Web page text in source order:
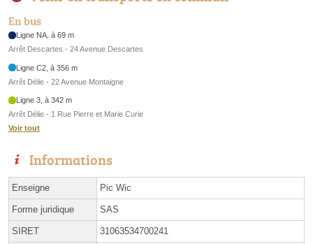
En bus
Ligne NA, à 69 m
Arrêt Descartes - 24 Avenue Descartes
Ligne C2, à 356 m
Arrêt Délie - 22 Avenue Montaigne
Ligne 3, à 342 m
Arrêt Délie - 1 Rue Pierre et Marie Curie
Voir tout
Informations
Enseigne Pic Wic
Forme juridique SAS
SIRET 31063534700241